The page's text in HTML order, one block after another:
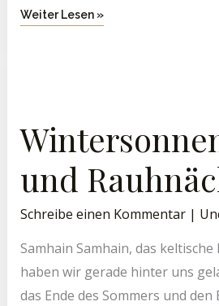
Weiter Lesen »
und
Schreibe einen Kommentar |
Samhain Samhain, das keltische
haben wir gerade hinter uns
das Ende des Sommers und